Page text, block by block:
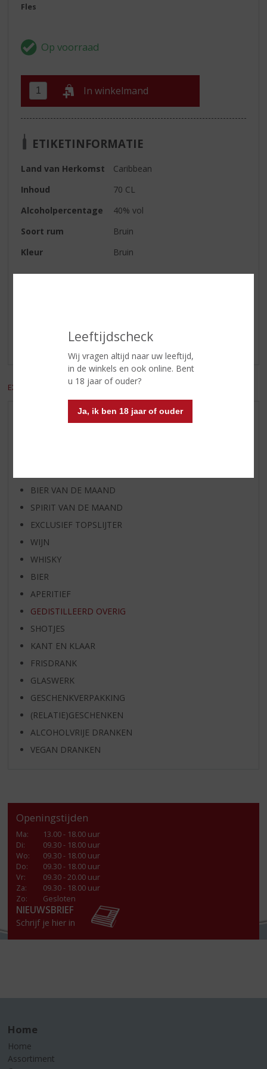
Leeftijdscheck
Wij vragen altijd naar uw leeftijd,
in de winkels en ook online. Bent
u 18 jaar of ouder?
Ja, ik ben 18 jaar of ouder
Fles
In winkelmand
ETIKETINFORMATIE
Land van Herkomst
Caribbean
Inhoud
70 CL
Alcoholpercentage
40% vol
Soort rum
Bruin
Kleur
Bruin
Er zijn nog geen reviews geplaatst voor dit product
EXCL. BTW INCL. BTW
AANBIEDINGEN
BIER VAN DE MAAND
SPIRIT VAN DE MAAND
EXCLUSIEF TOPSLIJTER
WIJN
WHISKY
BIER
APERITIEF
GEDISTILLEERD OVERIG
SHOTJES
KANT EN KLAAR
FRISDRANK
GLASWERK
GESCHENKVERPAKKING
(RELATIE)GESCHENKEN
ALCOHOLVRIJE DRANKEN
VEGAN DRANKEN
Openingstijden
Ma:
13.00 - 18.00 uur
Di:
09.30 - 18.00 uur
Wo:
09.30 - 18.00 uur
Do:
09.30 - 18.00 uur
Vr:
09.30 - 20.00 uur
Za:
09.30 - 18.00 uur
Zo:
Gesloten
NIEUWSBRIEF
Schrijf je hier in
Home
Home
Assortiment